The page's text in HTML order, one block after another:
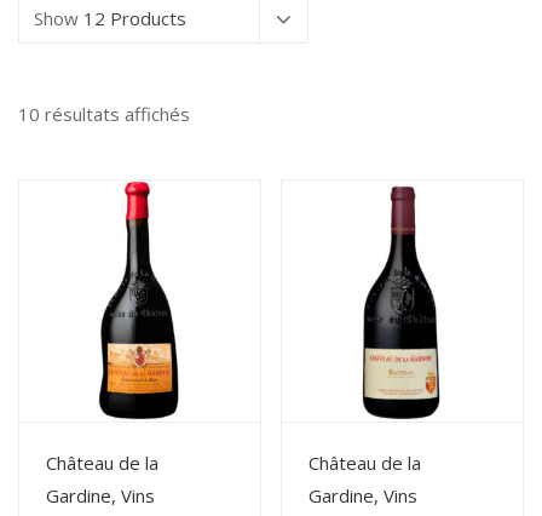
Show 12 Products
10 résultats affichés
View Details
Château de la
Gardine, Vins
View Details
Château de la
Gardine, Vins